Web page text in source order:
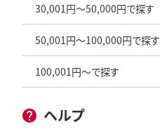
30,001円～50,000円で探す
50,001円～100,000円で探す
100,001円～で探す
ヘルプ